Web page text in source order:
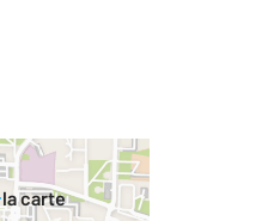
la carte